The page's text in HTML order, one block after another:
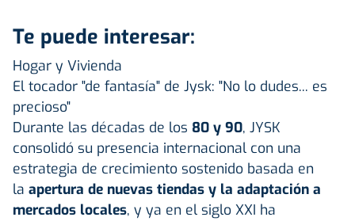
Te puede interesar:
Hogar y Vivienda
El tocador "de fantasía" de Jysk: "No lo dudes... es
precioso"
Durante las décadas de los 80 y 90, JYSK
consolidó su presencia internacional con una
estrategia de crecimiento sostenido basada en
la apertura de nuevas tiendas y la adaptación a
mercados locales, y ya en el siglo XXI ha